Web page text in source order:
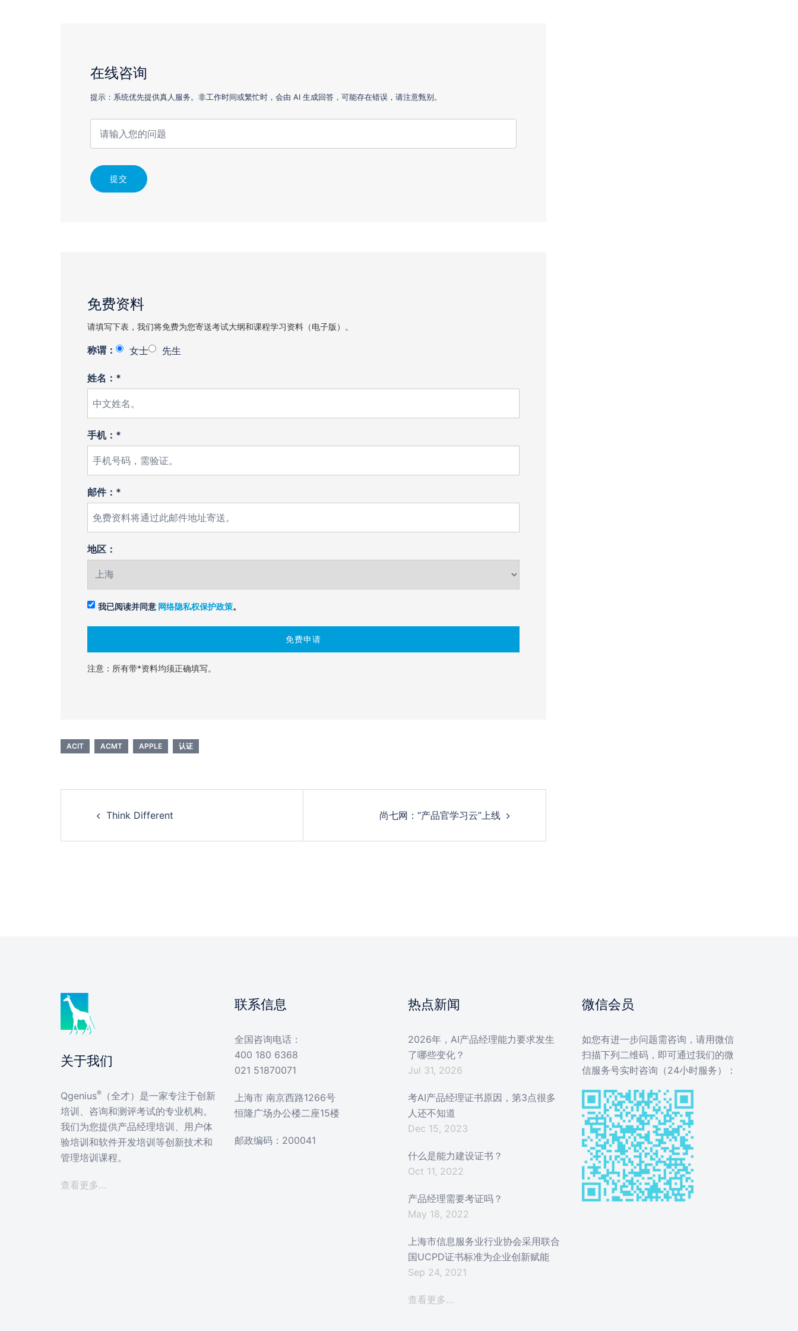
在线咨询
提示：系统优先提供真人服务。非工作时间或繁忙时，会由 AI 生成回答，可能存在错误，请注意甄别。
提交
免费资料
请填写下表，我们将免费为您寄送考试大纲和课程学习资料（电子版）。
称谓： 女士 先生
姓名：*
手机：*
邮件：*
地区：
我已阅读并同意 网络隐私权保护政策。
注意：所有带*资料均须正确填写。
ACIT ACMT APPLE 认证
navigation
Think Different 尚七网：“产品官学习云”上线
关于我们
Qgenius®
（全才）是一家专注于创新
培训、咨询和测评考试的专业机构。
我们为您提供产品经理培训、用户体
验培训和软件开发培训等创新技术和
管理培训课程。
查看更多…
联系信息
全国咨询电话：
400 180 6368
021 51870071
上海市 南京西路1266号
恒隆广场办公楼二座15楼
邮政编码：200041
热点新闻
2026年，AI产品经理能力要求发生
了哪些变化？
Jul 31, 2026
考AI产品经理证书原因，第3点很多
人还不知道
Dec 15, 2023
什么是能力建设证书？
Oct 11, 2022
产品经理需要考证吗？
May 18, 2022
上海市信息服务业行业协会采用联合
国UCPD证书标准为企业创新赋能
Sep 24, 2021
查看更多…
微信会员
如您有进一步问题需咨询，请用微信
扫描下列二维码，即可通过我们的微
信服务号实时咨询（24小时服务）：